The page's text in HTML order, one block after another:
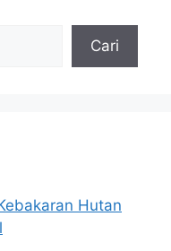
Cari
Hutan